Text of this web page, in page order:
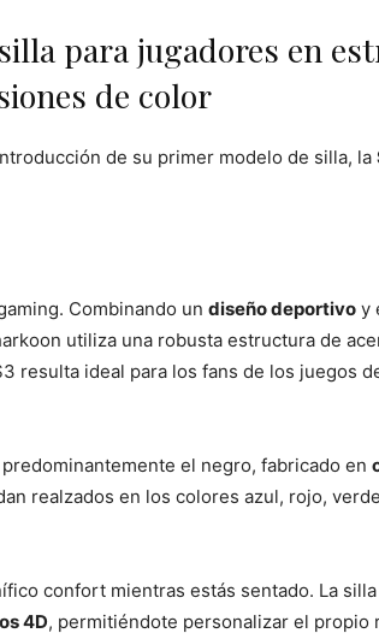
para jugadores en
de color
de su primer modelo de silla, la
Combinando un diseño deportivo y
utiliza una robusta estructura de
resulta ideal para los fans de los juegos
el negro, fabricado en
realzados en los colores azul, rojo,
confort mientras estás sentado. La
4D, permitiéndote personalizar el propio